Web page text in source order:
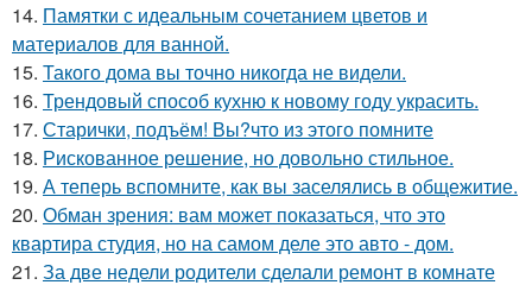
14. Памятки с идеальным сочетанием цветов и
материалов для ванной.
15. Такого дома вы точно никогда не видели.
16. Трендовый способ кухню к новому году украсить.
17. Старички, подъём! Вы?что из этого помните
18. Рискованное решение, но довольно стильное.
19. А теперь вспомните, как вы заселялись в общежитие.
20. Обман зрения: вам может показаться, что это
квартира студия, но на самом деле это авто - дом.
21. За две недели родители сделали ремонт в комнате